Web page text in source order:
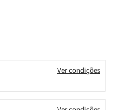
Ver condições